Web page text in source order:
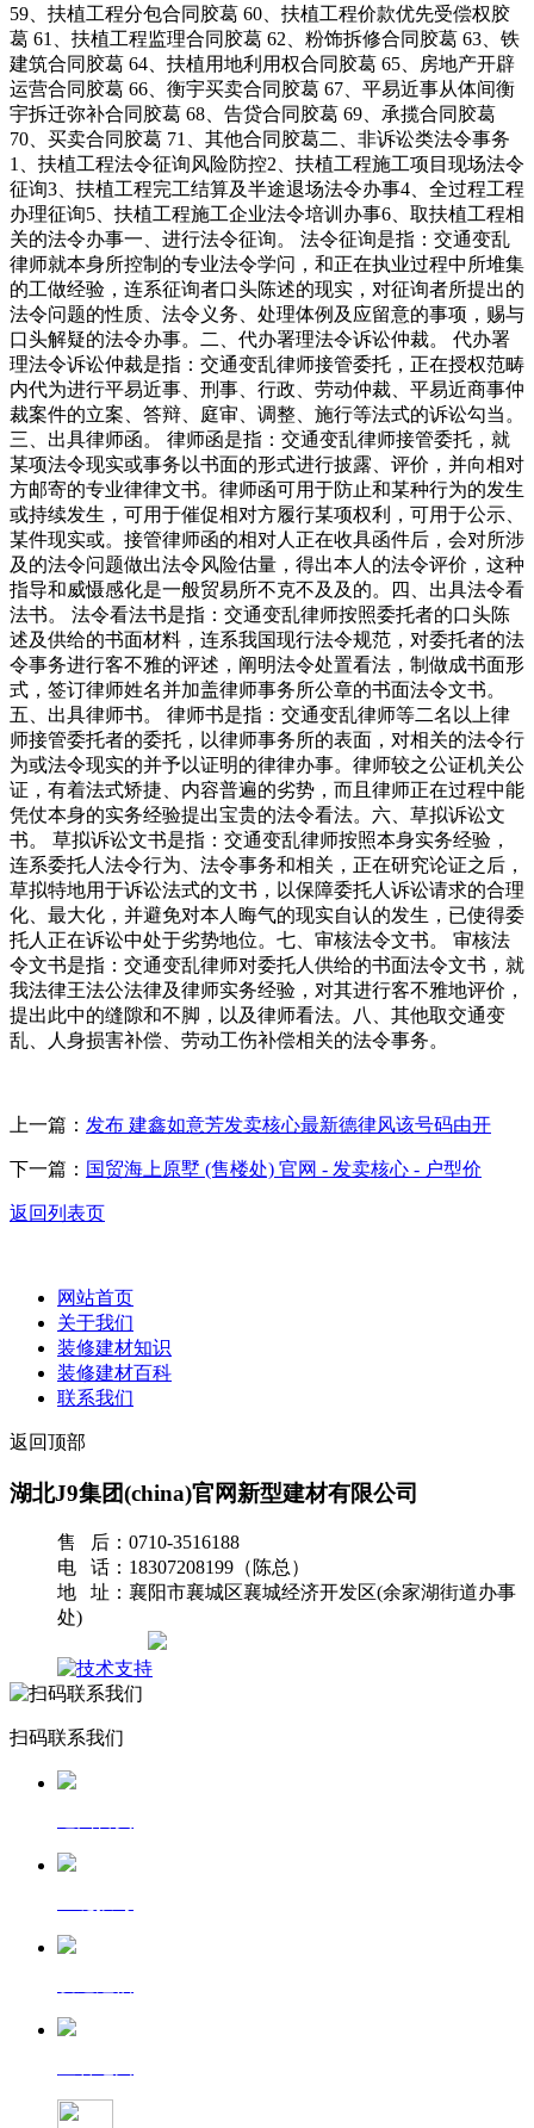
59、扶植工程分包合同胶葛 60、扶植工程价款优先受偿权胶
葛 61、扶植工程监理合同胶葛 62、粉饰拆修合同胶葛 63、铁
建筑合同胶葛 64、扶植用地利用权合同胶葛 65、房地产开辟
运营合同胶葛 66、衡宇买卖合同胶葛 67、平易近事从体间衡
宇拆迁弥补合同胶葛 68、告贷合同胶葛 69、承揽合同胶葛
70、买卖合同胶葛 71、其他合同胶葛二、非诉讼类法令事务
1、扶植工程法令征询风险防控2、扶植工程施工项目现场法令
征询3、扶植工程完工结算及半途退场法令办事4、全过程工程
办理征询5、扶植工程施工企业法令培训办事6、取扶植工程相
关的法令办事一、进行法令征询。 法令征询是指：交通变乱
律师就本身所控制的专业法令学问，和正在执业过程中所堆集
的工做经验，连系征询者口头陈述的现实，对征询者所提出的
法令问题的性质、法令义务、处理体例及应留意的事项，赐与
口头解疑的法令办事。二、代办署理法令诉讼仲裁。 代办署
理法令诉讼仲裁是指：交通变乱律师接管委托，正在授权范畴
内代为进行平易近事、刑事、行政、劳动仲裁、平易近商事仲
裁案件的立案、答辩、庭审、调整、施行等法式的诉讼勾当。
三、出具律师函。 律师函是指：交通变乱律师接管委托，就
某项法令现实或事务以书面的形式进行披露、评价，并向相对
方邮寄的专业律律文书。律师函可用于防止和某种行为的发生
或持续发生，可用于催促相对方履行某项权利，可用于公示、
某件现实或。接管律师函的相对人正在收具函件后，会对所涉
及的法令问题做出法令风险估量，得出本人的法令评价，这种
指导和威慑感化是一般贸易所不克不及及的。四、出具法令看
法书。 法令看法书是指：交通变乱律师按照委托者的口头陈
述及供给的书面材料，连系我国现行法令规范，对委托者的法
令事务进行客不雅的评述，阐明法令处置看法，制做成书面形
式，签订律师姓名并加盖律师事务所公章的书面法令文书。
五、出具律师书。 律师书是指：交通变乱律师等二名以上律
师接管委托者的委托，以律师事务所的表面，对相关的法令行
为或法令现实的并予以证明的律律办事。律师较之公证机关公
证，有着法式矫捷、内容普遍的劣势，而且律师正在过程中能
凭仗本身的实务经验提出宝贵的法令看法。六、草拟诉讼文
书。 草拟诉讼文书是指：交通变乱律师按照本身实务经验，
连系委托人法令行为、法令事务和相关，正在研究论证之后，
草拟特地用于诉讼法式的文书，以保障委托人诉讼请求的合理
化、最大化，并避免对本人晦气的现实自认的发生，已使得委
托人正在诉讼中处于劣势地位。七、审核法令文书。 审核法
令文书是指：交通变乱律师对委托人供给的书面法令文书，就
我法律王法公法律及律师实务经验，对其进行客不雅地评价，
提出此中的缝隙和不脚，以及律师看法。八、其他取交通变
乱、人身损害补偿、劳动工伤补偿相关的法令事务。
上一篇： 发布 建鑫如意芳发卖核心最新德律风该号码由开
下一篇： 国贸海上原墅 (售楼处) 官网 - 发卖核心 - 户型价
返回列表页
网站首页
关于我们
装修建材知识
装修建材百科
联系我们
返回顶部
湖北J9集团(china)官网新型建材有限公司
售 后：0710-3516188
电 话：18307208199（陈总）
地 址：襄阳市襄城区襄城经济开发区(余家湖街道办事
处)
扫码联系我们